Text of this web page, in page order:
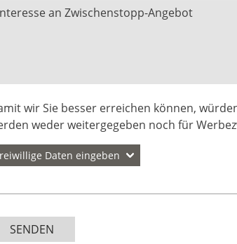
wir Sie besser erreichen können,
weder weitergegeben noch für
Daten eingeben
SENDEN